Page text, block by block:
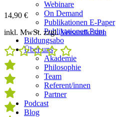
Webinare
On Demand
Publikationen E-Paper
Publikationen Print
Bildungsabo
Über uns
Akademie
Philosophie
Team
Referent/innen
Partner
Podcast
Blog
14,90 €
inkl. MwSt. zzgl.Versandkosten